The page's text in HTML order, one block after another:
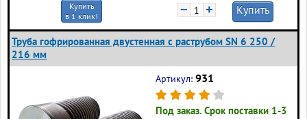
Купить
в 1 клик!
− + Купить
Труба гофрированная двустенная с раструбом SN 6 250 /
216 мм
Артикул: 931
Под заказ. Срок поставки 1-3